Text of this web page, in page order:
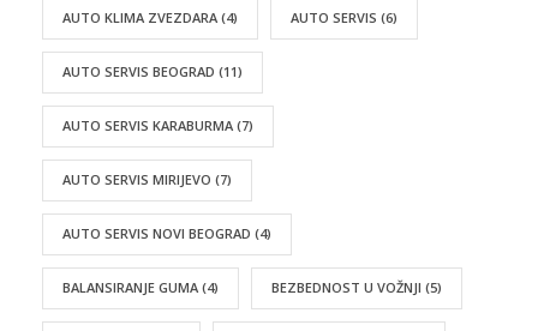
AUTO KLIMA ZVEZDARA (4) AUTO SERVIS (6)
AUTO SERVIS BEOGRAD (11)
AUTO SERVIS KARABURMA (7)
AUTO SERVIS MIRIJEVO (7)
AUTO SERVIS NOVI BEOGRAD (4)
BALANSIRANJE GUMA (4) BEZBEDNOST U VOŽNJI (5)